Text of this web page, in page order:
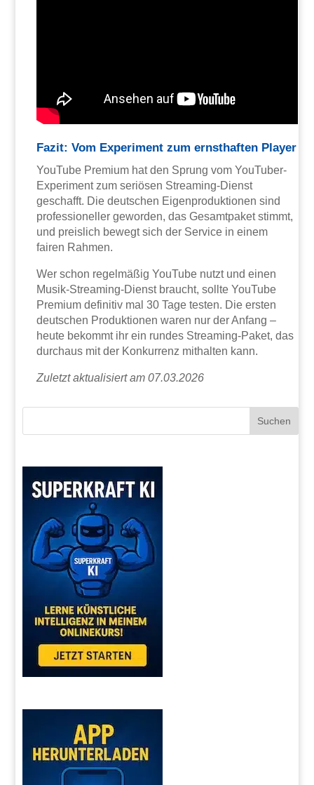
Fazit: Vom Experiment zum ernsthaften Player
YouTube Premium hat den Sprung vom YouTuber-
Experiment zum seriösen Streaming-Dienst
geschafft. Die deutschen Eigenproduktionen sind
professioneller geworden, das Gesamtpaket stimmt,
und preislich bewegt sich der Service in einem
fairen Rahmen.
Wer schon regelmäßig YouTube nutzt und einen
Musik-Streaming-Dienst braucht, sollte YouTube
Premium definitiv mal 30 Tage testen. Die ersten
deutschen Produktionen waren nur der Anfang –
heute bekommt ihr ein rundes Streaming-Paket, das
durchaus mit der Konkurrenz mithalten kann.
Zuletzt aktualisiert am 07.03.2026